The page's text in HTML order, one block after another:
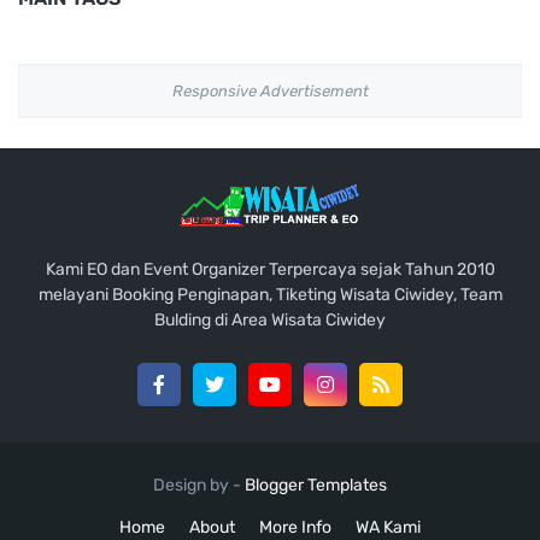
Responsive Advertisement
Kami EO dan Event Organizer Terpercaya sejak Tahun 2010
melayani Booking Penginapan, Tiketing Wisata Ciwidey, Team
Bulding di Area Wisata Ciwidey
Design by - Blogger Templates
Home About More Info WA Kami